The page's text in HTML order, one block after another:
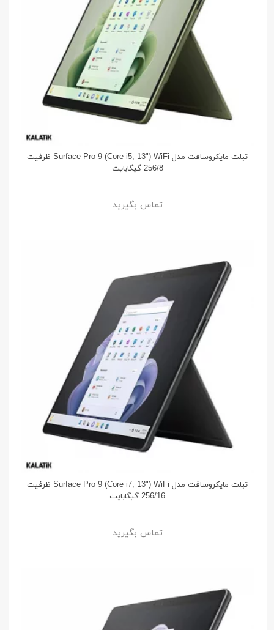
تبلت مایکروسافت مدل Surface Pro 9 (Core i5, 13") WiFi ظرفیت
256/8 گیگابایت
تماس بگیرید
تبلت مایکروسافت مدل Surface Pro 9 (Core i7, 13") WiFi ظرفیت
256/16 گیگابایت
تماس بگیرید